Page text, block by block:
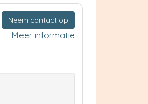
Neem contact op
Meer informatie